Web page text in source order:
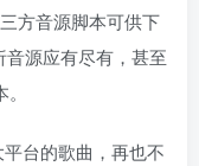
方音源脚本可供下
源应有尽有，甚至
台的歌曲，再也不